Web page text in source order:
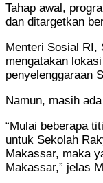
Tahap awal,
dan ditargetkan
Menteri Sosial RI,
mengatakan
penyelenggaraan
Namun, masih
“Mulai beberapa
untuk Sekolah
Makassar, maka
Makassar,” jelas